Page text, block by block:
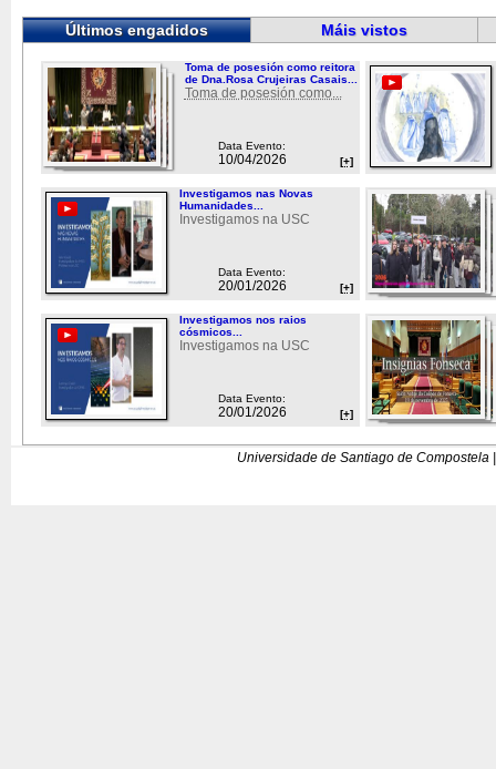
Últimos engadidos Máis vistos
Toma de posesión como reitora
de Dna.Rosa Crujeiras Casais...
Toma de posesión como...
Data Evento:
10/04/2026 [+]
Investigamos nas Novas
Humanidades...
Investigamos na USC
Data Evento:
20/01/2026 [+]
Investigamos nos raios
cósmicos...
Investigamos na USC
Data Evento:
20/01/2026 [+]
Universidade de Santiago de